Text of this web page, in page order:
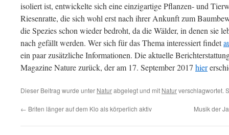
isoliert ist, entwickelte sich eine einzigartige Pflanzen- und
Riesenratte, die sich wohl erst nach ihrer Ankunft zum
die Spezies schon wieder bedroht, da die Wälder, in denen sie
nach gefällt werden. Wer sich für das Thema interessiert findet
ein paar zusätzliche Informationen. Die aktuelle
Magazine Nature zurück, der am 17. September 2017 hier
Dieser Beitrag wurde unter Naturabgelegt und mit Naturverschlagwortet.
← Briten länger auf dem Klo als körperlich aktiv Musik der